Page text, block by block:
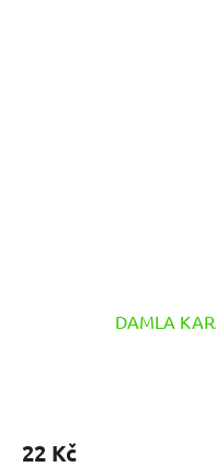
DAMLA
22 Kč